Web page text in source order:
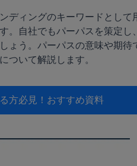
制ディングのキーワードとして
。自社でもパーパスを策定し
ょう。パーパスの意味や期待
ついて解説します。
方必見！ おすすめ資料